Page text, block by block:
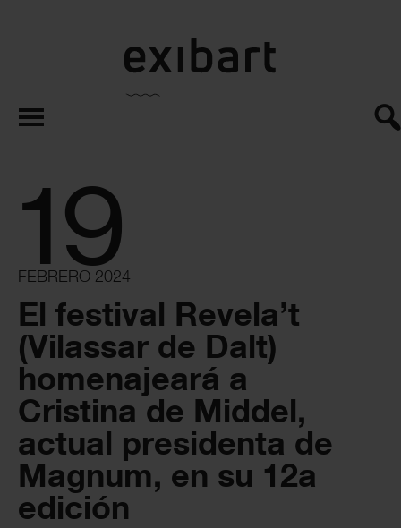
exibart.es
19
FEBRERO 2024
El festival Revela’t
(Vilassar de Dalt)
homenajeará a
Cristina de Middel,
actual presidenta de
Magnum, en su 12a
edición